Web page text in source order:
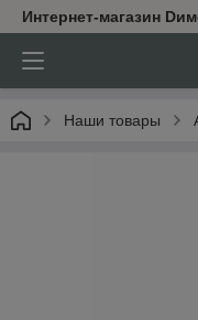
Интернет-магазин
Наши товары